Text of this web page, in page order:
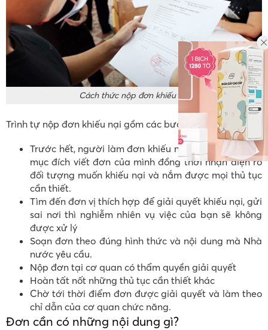
Cách thức nộp đơn khiếu nại
Trình tự nộp đơn khiếu nại gồm các bước như sau:
Trước hết, người làm đơn khiếu nại phải xác định rõ
mục đích viết đơn của mình đồng thời nhận diện rõ
đối tượng muốn khiếu nại và nắm được mọi thủ tục
cần thiết.
Tìm đến đơn vị thích hợp để giải quyết khiếu nại, gửi
sai nơi thì nghiễm nhiên vụ việc của bạn sẽ không
được xử lý
Soạn đơn theo đúng hình thức và nội dung mà Nhà
nước yêu cầu.
Nộp đơn tại cơ quan có thẩm quyền giải quyết
Hoàn tất nốt những thủ tục cần thiết khác
Chờ tới thời điểm đơn được giải quyết và làm theo
chỉ dẫn của cơ quan chức năng.
Đơn cần có những nội dung gì?